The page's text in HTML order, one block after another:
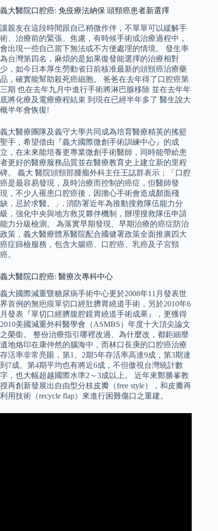
義大醫院口腔癌: 免疫療法納保 頭頸癌患者新選擇
讓親友在這段時間跟自己稍微作伴，不單單可以緩解手
術、治療前的緊張、焦慮，有時候手術或治療過程中，
會出現一些自己當下無法或不方便處理的情境。 發生率
為台灣第四名，麻煩的是如果復發能選擇的治療相對
少，如今日本厚生勞動省日前核准最新的頭頸癌治療藥
品，確實能幫助殺死癌細胞。 爸爸在去年得了口腔癌第
三期 也在去年九月中進行手術將淋巴腺移除 並在去年年
底將化療及電療療程結束 到現在已經半年多了 醫生說大
概半年會恢復!
義大醫療團隊及義守大學共同成為培育醫療精英的搖籃
聖手，希望借由『義大國際微創手術訓練中心』的成
立，在未來能培養更專業微創手術醫師，同時能帶給患
者更好的醫療服務品質並在醫療教育史上建立新的里程
碑。 義大 醫院頭頸部腫瘤外科主任王誌群表示：「口腔
癌是最容易發現，及時治療而控制的癌症，但醫師發
現，不少人罹患口腔癌後，因擔心手術會造成顏面殘
缺，忌於求醫。」. 消防署近年為推動搜救隊伍能力分
級，強化中央與地方救災夥伴機制，辦理搜救隊伍申請
能力分級檢測。 為落實早期發現、早期治療的癌症防治
政策，義大醫療體系醫院配合國健署政策全面推廣四大
癌症篩檢服務，包含大腸癌、口腔癌、乳癌及子宮頸
癌。
義大醫院口腔癌: 醫療次專科中心
義大國際減重暨糖尿病手術中心更於2008年11月發表世
界首例的無疤痕單切口經肚臍胃繞道手術，另於2010年6
月發表『單切口經臍腹腔鏡胃繞道手術成果』，更獲得
2010美國減重外科醫學會（ASMBS）年度十大頂尖論文
之榮銜。 整份治療指引哪裡改過、為什麼改，都鉅細靡
遺地烙印在康仲然的腦海中，而林口長庚的口腔癌治療
存活率非常亮眼，第1、2期5年存活率高達9成，第3期達
到7成、第4期平均也有將近6成，不但傲視台灣統計數
字，也大幅超越國際水準2～3成以上。 近年來鄭勝峯教
授再創新發展出自由型分枝皮瓣（free style），和皮瓣再
利用技術（recycle flap）來進行困難傷口之重建。